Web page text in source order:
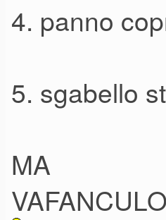
4. panno
5. sgabello
MA